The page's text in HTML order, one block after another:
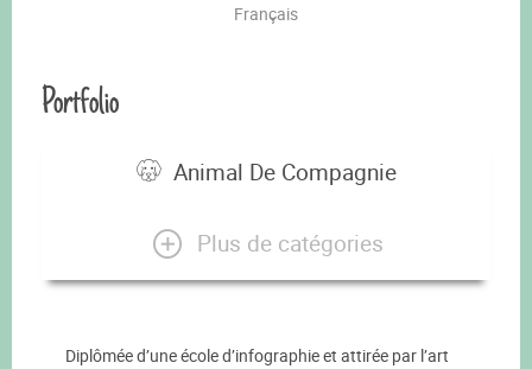
Français
Portfolio
Animal De Compagnie
Plus de catégories
Diplômée d’une école d’infographie et attirée par l’art